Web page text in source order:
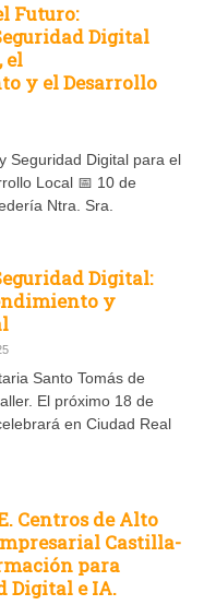
Futuro:
Digital
el
y el Desarrollo
Seguridad Digital para el
Local 📅 10 de
Ntra. Sra.
Digital:
y
Santo Tomás de
El próximo 18 de
en Ciudad Real
Centros de Alto
Castilla-
para
Digital e IA.